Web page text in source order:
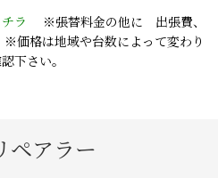
ラ
※張替料金の他に 出張費、
価格は地域や台数によって変わり
下さい。
ペアラー